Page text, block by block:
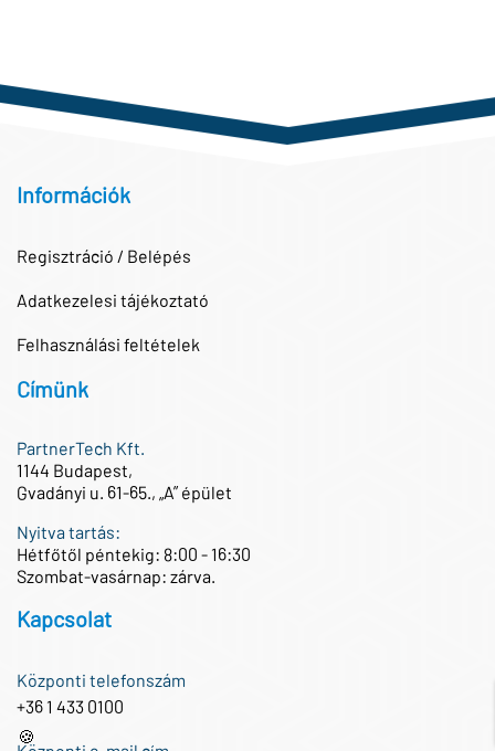
Információk
Regisztráció / Belépés
Adatkezelesi tájékoztató
Felhasználási feltételek
Címünk
PartnerTech Kft.
1144 Budapest,
Gvadányi u. 61-65., „A” épület
Nyitva tartás:
Hétfőtől péntekig: 8:00 - 16:30
Szombat-vasárnap: zárva.
Kapcsolat
Központi telefonszám
+36 1 433 0100
🍪